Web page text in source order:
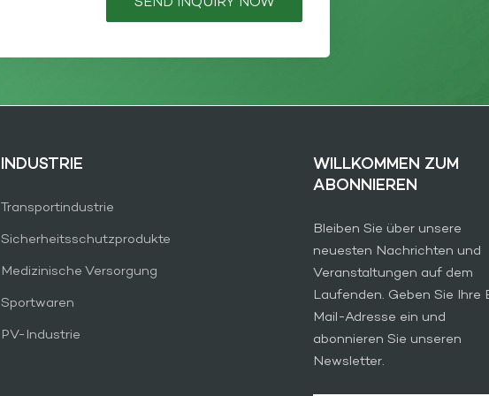
INDUSTRIE
Transportindustrie
Sicherheitsschutzprodukte
Medizinische Versorgung
Sportwaren
PV-Industrie
WILLKOMMEN ZUM
ABONNIEREN
Bleiben Sie über unsere
neuesten Nachrichten und
Veranstaltungen auf dem
Laufenden. Geben Sie Ihre
Mail-Adresse ein und
abonnieren Sie unseren
Newsletter.